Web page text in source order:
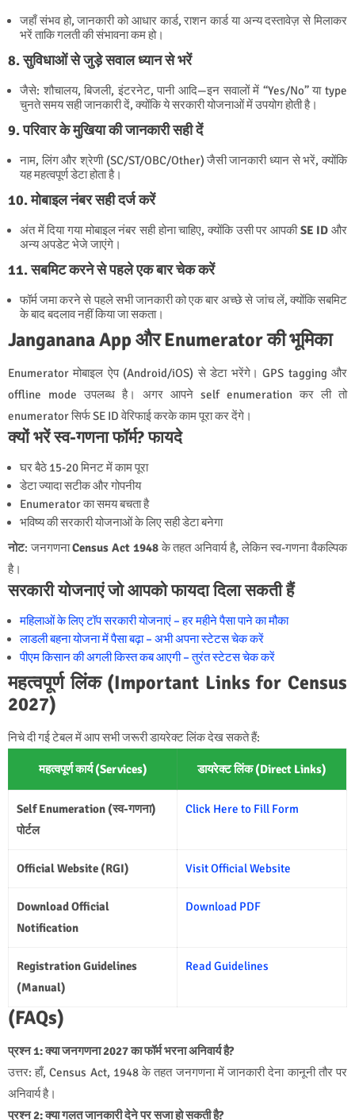
जहाँ संभव हो, जानकारी को आधार कार्ड, राशन कार्ड या अन्य दस्तावेज़ से मिलाकर
भरें ताकि गलती की संभावना कम हो।
8. सुविधाओं से जुड़े सवाल ध्यान से भरें
जैसे: शौचालय, बिजली, इंटरनेट, पानी आदि—इन सवालों में “Yes/No” या type
चुनते समय सही जानकारी दें, क्योंकि ये सरकारी योजनाओं में उपयोग होती है।
9. परिवार के मुखिया की जानकारी सही दें
नाम, लिंग और श्रेणी (SC/ST/OBC/Other) जैसी जानकारी ध्यान से भरें, क्योंकि
यह महत्वपूर्ण डेटा होता है।
10. मोबाइल नंबर सही दर्ज करें
अंत में दिया गया मोबाइल नंबर सही होना चाहिए, क्योंकि उसी पर आपकीSE ID और
अन्य अपडेट भेजे जाएंगे।
11. सबमिट करने से पहले एक बार चेक करें
फॉर्म जमा करने से पहले सभी जानकारी को एक बार अच्छे से जांच लें, क्योंकि सबमिट
के बाद बदलाव नहीं किया जा सकता।
Janganana App और Enumerator की भूमिका
Enumerator मोबाइल ऐप (Android/iOS) से डेटा भरेंगे। GPS tagging और
offline mode उपलब्ध है। अगर आपने self enumeration कर ली तो
enumerator सिर्फ SE ID वेरिफाई करके काम पूरा कर देंगे।
क्यों भरें स्व-गणना फॉर्म? फायदे
घर बैठे 15-20 मिनट में काम पूरा
डेटा ज्यादा सटीक और गोपनीय
Enumerator का समय बचता है
भविष्य की सरकारी योजनाओं के लिए सही डेटा बनेगा
नोट: जनगणनाCensus Act 1948के तहत अनिवार्य है, लेकिन स्व-गणना वैकल्पिक
है।
सरकारी योजनाएं जो आपको फायदा दिला सकती हैं
महिलाओं के लिए टॉप सरकारी योजनाएं – हर महीने पैसा पाने का मौका
लाडली बहना योजना में पैसा बढ़ा – अभी अपना स्टेटस चेक करें
पीएम किसान की अगली किस्त कब आएगी – तुरंत स्टेटस चेक करें
महत्वपूर्ण लिंक (Important Links for Census
2027)
निचे दी गई टेबल में आप सभी जरूरी डायरेक्ट लिंक देख सकते हैं:
महत्वपूर्ण कार्य (Services) डायरेक्ट लिंक (Direct Links)
Self Enumeration (स्व-गणना)
पोर्टल
Click Here to Fill Form
Official Website (RGI) Visit Official Website
Download Official
Notification
Download PDF
Registration Guidelines
(Manual)
Read Guidelines
(FAQs)
प्रश्न 1: क्या जनगणना 2027 का फॉर्म भरना अनिवार्य है?
उत्तर: हाँ, Census Act, 1948 के तहत जनगणना में जानकारी देना कानूनी तौर पर
अनिवार्य है।
प्रश्न 2: क्या गलत जानकारी देने पर सजा हो सकती है?